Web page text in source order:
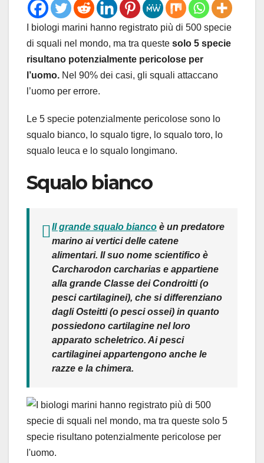
I biologi marini hanno registrato più di 500 specie
di squali nel mondo, ma tra queste solo 5 specie
risultano potenzialmente pericolose per
l’uomo. Nel 90% dei casi, gli squali attaccano
l’uomo per errore.
Le 5 specie potenzialmente pericolose sono lo
squalo bianco, lo squalo tigre, lo squalo toro, lo
squalo leuca e lo squalo longimano.
Squalo bianco
Il grande squalo bianco è un predatore
marino ai vertici delle catene
alimentari. Il suo nome scientifico è
Carcharodon carcharias e appartiene
alla grande Classe dei Condroitti (o
pesci cartilaginei), che si differenziano
dagli Osteitti (o pesci ossei) in quanto
possiedono cartilagine nel loro
apparato scheletrico. Ai pesci
cartilaginei appartengono anche le
razze e la chimera.